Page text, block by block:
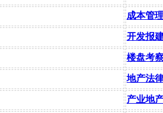
成本管
开发报
楼盘考
地产法
产业地